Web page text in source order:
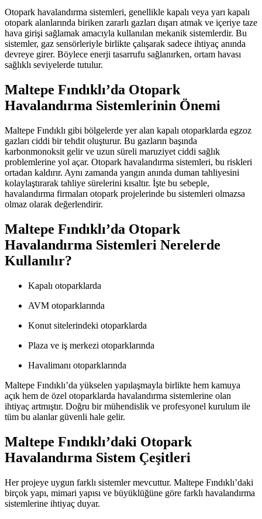
Otopark havalandırma sistemleri, genellikle kapalı veya yarı kapalı
otopark alanlarında biriken zararlı gazları dışarı atmak ve içeriye taze
hava girişi sağlamak amacıyla kullanılan mekanik sistemlerdir. Bu
sistemler, gaz sensörleriyle birlikte çalışarak sadece ihtiyaç anında
devreye girer. Böylece enerji tasarrufu sağlanırken, ortam havası
sağlıklı seviyelerde tutulur.
Maltepe Fındıklı’da Otopark
Havalandırma Sistemlerinin Önemi
Maltepe Fındıklı gibi bölgelerde yer alan kapalı otoparklarda egzoz
gazları ciddi bir tehdit oluşturur. Bu gazların başında
karbonmonoksit gelir ve uzun süreli maruziyet ciddi sağlık
problemlerine yol açar. Otopark havalandırma sistemleri, bu riskleri
ortadan kaldırır. Aynı zamanda yangın anında duman tahliyesini
kolaylaştırarak tahliye sürelerini kısaltır. İşte bu sebeple,
havalandırma firmaları otopark projelerinde bu sistemleri olmazsa
olmaz olarak değerlendirir.
Maltepe Fındıklı’da Otopark
Havalandırma Sistemleri Nerelerde
Kullanılır?
Kapalı otoparklarda
AVM otoparklarında
Konut sitelerindeki otoparklarda
Plaza ve iş merkezi otoparklarında
Havalimanı otoparklarında
Maltepe Fındıklı’da yükselen yapılaşmayla birlikte hem kamuya
açık hem de özel otoparklarda havalandırma sistemlerine olan
ihtiyaç artmıştır. Doğru bir mühendislik ve profesyonel kurulum ile
tüm bu alanlar güvenli hale gelir.
Maltepe Fındıklı’daki Otopark
Havalandırma Sistem Çeşitleri
Her projeye uygun farklı sistemler mevcuttur. Maltepe Fındıklı’daki
birçok yapı, mimari yapısı ve büyüklüğüne göre farklı havalandırma
sistemlerine ihtiyaç duyar.